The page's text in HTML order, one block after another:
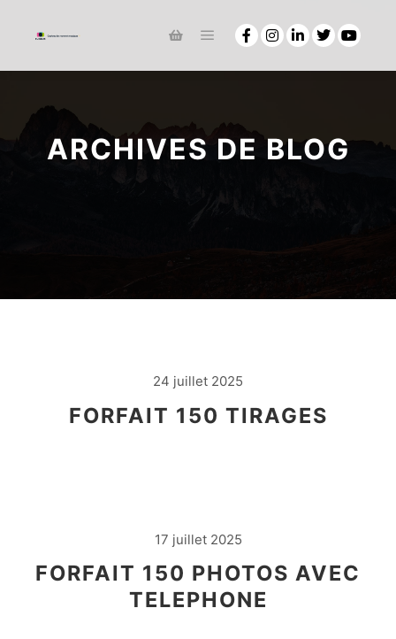
ARCHIVES DE BLOG
24 juillet 2025
FORFAIT 150 TIRAGES
17 juillet 2025
FORFAIT 150 PHOTOS AVEC
TELEPHONE